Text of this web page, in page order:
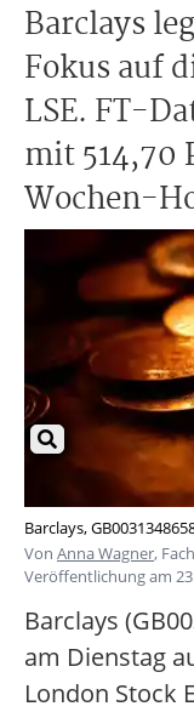
Barclays
Fokus auf
LSE. FT-
mit 514,70
Wochen-
Barclays,
Von Anna Wagner,
Veröffentlichung am
Barclays
am Dienstag
London Stock